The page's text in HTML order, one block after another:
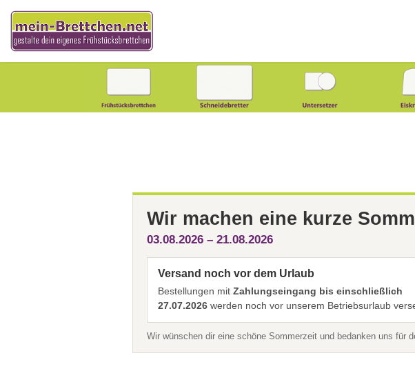
Wir machen eine kurze
03.08.2026 – 21.08.2026
Versand noch vor dem Urlaub
Bestellungen mit Zahlungseingang bis einschließlich
27.07.2026 werden noch vor unserem Betriebsurlaub
Wir wünschen dir eine schöne Sommerzeit und bedanken uns für